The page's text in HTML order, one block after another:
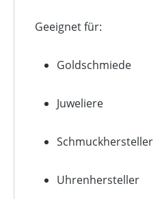
Geeignet für:
Goldschmiede
Juweliere
Schmuckhersteller
Uhrenhersteller